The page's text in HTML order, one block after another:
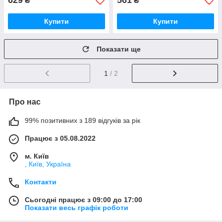
Купити Купити
Показати ще
1 / 2
Про нас
99% позитивних з 189 відгуків за рік
Працює з 05.08.2022
м. Київ
, Київ, Україна
Контакти
Сьогодні працює з 09:00 до 17:00
Показати весь графік роботи